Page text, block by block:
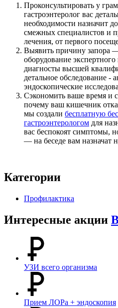
Проконсультировать у
гастроэнтеролог вас
необходимости назначит
смежных специалистов и
лечения, от первого
Выявить причину запора
оборудование
диагносты высшей
детальное обследование -
эндоскопические
Сэкономить ваше время и
почему ваш кишечник
мы создали бесплатную
гастроэнтерологом для
вас беспокоят симптомы,
— на беседе вам назначат
Категории
Профилактика
Интересные акции
УЗИ всего организма
Прием ЛОРа + эндоскопия